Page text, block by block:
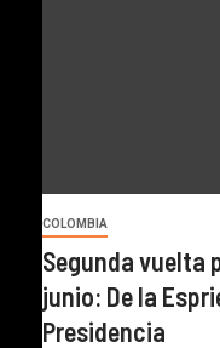
COLOMBIA
Segunda vuelta
junio: De la
Presidencia